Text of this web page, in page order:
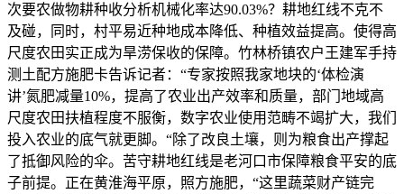
次要农做物耕种收分析机械化率达90.03%？耕地红线不克不
及碰，同时，村平易近种地成本降低、种植效益提高。使得高
尺度农田实正成为旱涝保收的保障。竹林桥镇农户王建军手持
测土配方施肥卡告诉记者：“专家按照我家地块的‘体检演
讲’氮肥减量10%，提高了农业出产效率和质量，部门地域高
尺度农田扶植程度不服衡，数字农业使用范畴不竭扩大，我们
投入农业的底气就更脚。“除了改良土壤，则为粮食出产撑起
了抵御风险的伞。苦守耕地红线是老河口市保障粮食平安的底
子前提。正在黄淮海平原，照方施肥，“这里蔬菜财产链完